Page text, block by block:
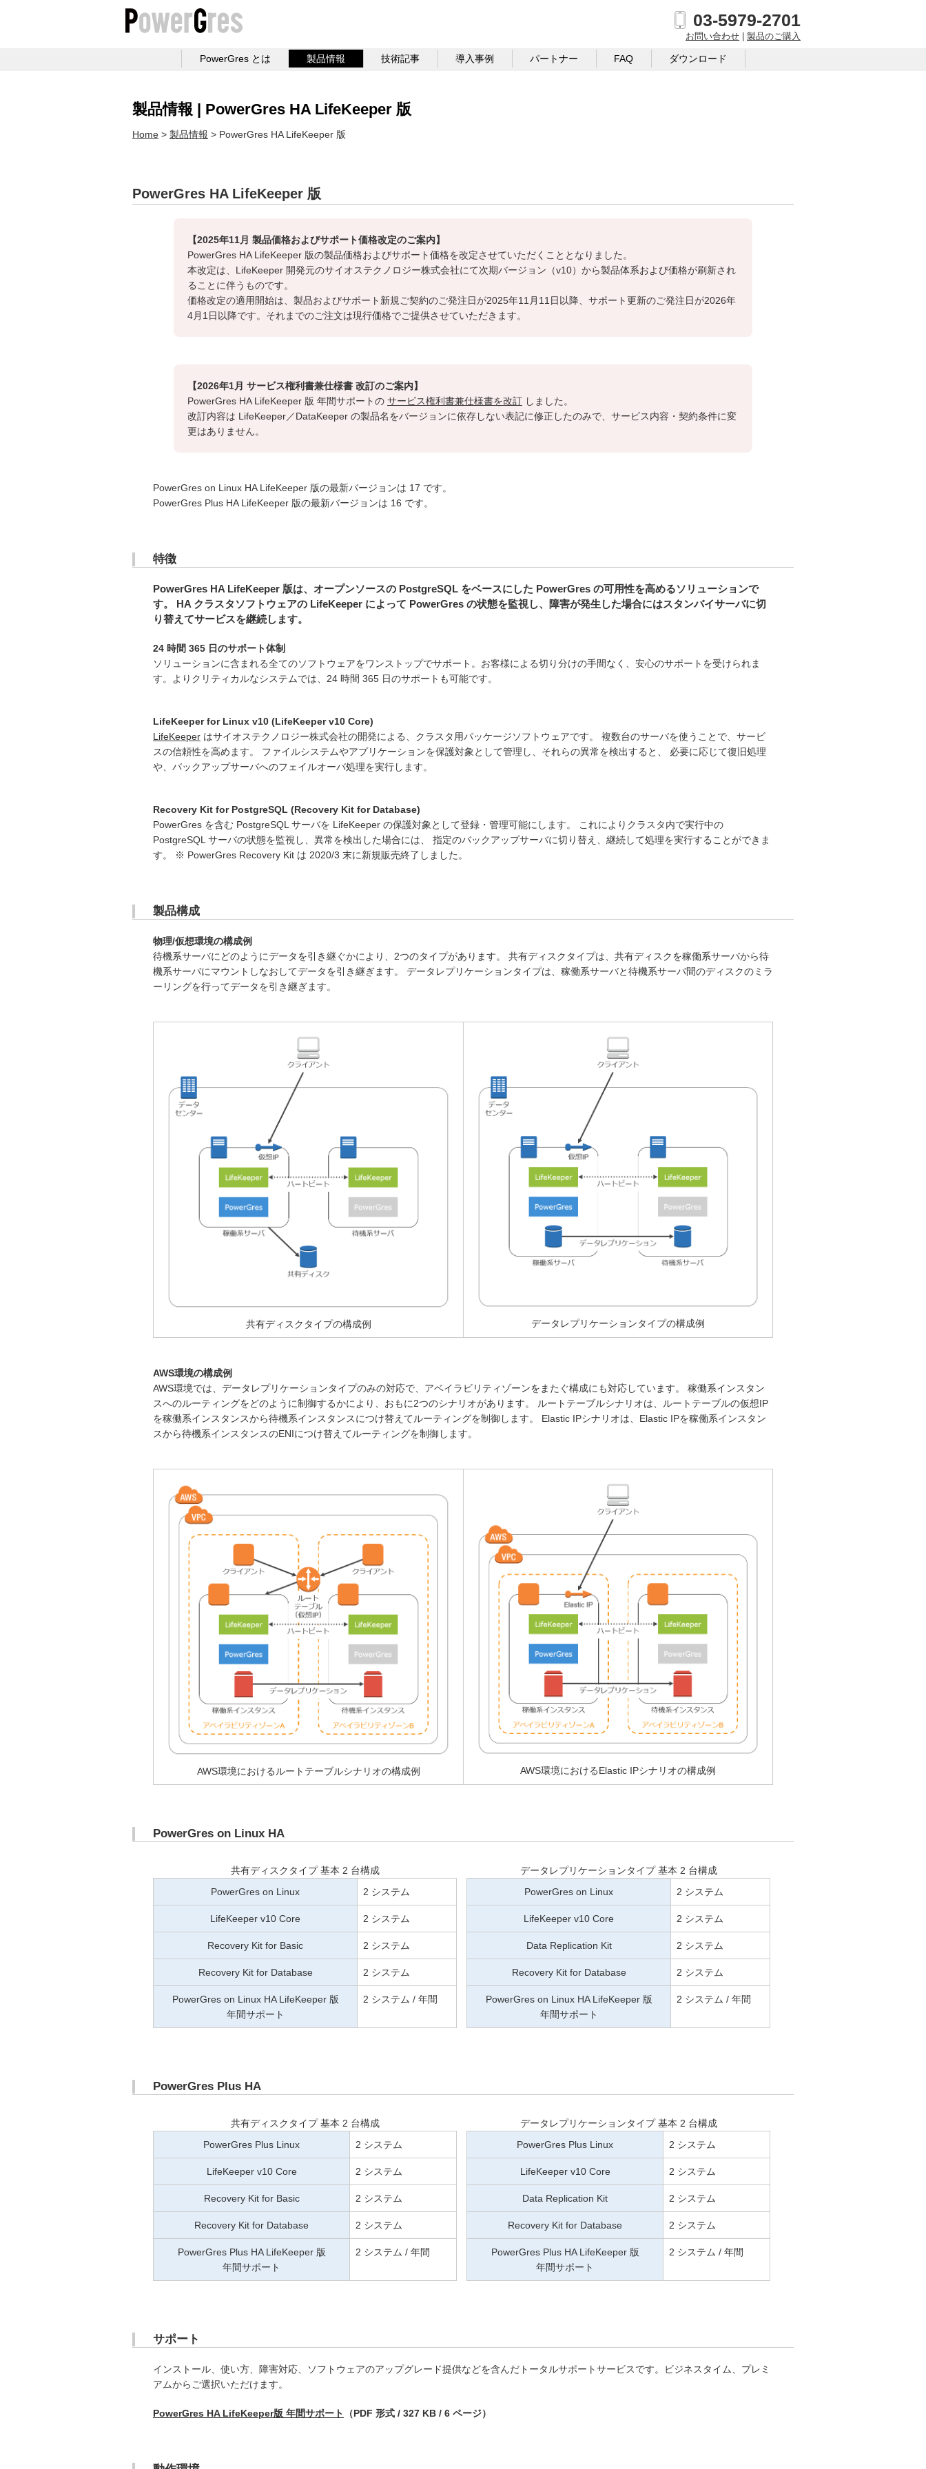
03-5979-2701
お問い合わせ 製品のご購入
PowerGres とは 製品情報 技術記事 導入事例 パートナー FAQ ダウンロード
製品情報 | PowerGres HA LifeKeeper 版
Home 製品情報 PowerGres HA LifeKeeper 版
PowerGres HA LifeKeeper 版
【2025年11月 製品価格およびサポート価格改定のご案内】
PowerGres HA LifeKeeper 版の製品価格およびサポート価格を改定させていただくこととなりました。
本改定は、LifeKeeper 開発元のサイオステクノロジー株式会社にて次期バージョン（v10）から製品体系および価格が刷新され
ることに伴うものです。
価格改定の適用開始は、製品およびサポート新規ご契約のご発注日が2025年11月11日以降、サポート更新のご発注日が2026年
4月1日以降です。それまでのご注文は現行価格でご提供させていただきます。
【2026年1月 サービス権利書兼仕様書 改訂のご案内】
PowerGres HA LifeKeeper 版 年間サポートの サービス権利書兼仕様書を改訂 しました。
改訂内容は LifeKeeper／DataKeeper の製品名をバージョンに依存しない表記に修正したのみで、サービス内容・契約条件に変
更はありません。
PowerGres on Linux HA LifeKeeper 版の最新バージョンは 17 です。
PowerGres Plus HA LifeKeeper 版の最新バージョンは 16 です。
特徴
PowerGres HA LifeKeeper 版は、オープンソースの PostgreSQL をベースにした PowerGres の可用性を高めるソリューションで
す。 HA クラスタソフトウェアの LifeKeeper によって PowerGres の状態を監視し、障害が発生した場合にはスタンバイサーバに切
り替えてサービスを継続します。
24 時間 365 日のサポート体制
ソリューションに含まれる全てのソフトウェアをワンストップでサポート。お客様による切り分けの手間なく、安心のサポートを受けられま
す。よりクリティカルなシステムでは、24 時間 365 日のサポートも可能です。
LifeKeeper for Linux v10 (LifeKeeper v10 Core)
LifeKeeper はサイオステクノロジー株式会社の開発による、クラスタ用パッケージソフトウェアです。 複数台のサーバを使うことで、サービ
スの信頼性を高めます。 ファイルシステムやアプリケーションを保護対象として管理し、それらの異常を検出すると、 必要に応じて復旧処理
や、バックアップサーバへのフェイルオーバ処理を実行します。
Recovery Kit for PostgreSQL (Recovery Kit for Database)
PowerGres を含む PostgreSQL サーバを LifeKeeper の保護対象として登録・管理可能にします。 これによりクラスタ内で実行中の
PostgreSQL サーバの状態を監視し、異常を検出した場合には、 指定のバックアップサーバに切り替え、継続して処理を実行することができま
す。 ※ PowerGres Recovery Kit は 2020/3 末に新規販売終了しました。
製品構成
物理/仮想環境の構成例
待機系サーバにどのようにデータを引き継ぐかにより、2つのタイプがあります。 共有ディスクタイプは、共有ディスクを稼働系サーバから待
機系サーバにマウントしなおしてデータを引き継ぎます。 データレプリケーションタイプは、稼働系サーバと待機系サーバ間のディスクのミラ
ーリングを行ってデータを引き継ぎます。
共有ディスクタイプの構成例 データレプリケーションタイプの構成例
AWS環境の構成例
AWS環境では、データレプリケーションタイプのみの対応で、アベイラビリティゾーンをまたぐ構成にも対応しています。 稼働系インスタン
スへのルーティングをどのように制御するかにより、おもに2つのシナリオがあります。 ルートテーブルシナリオは、ルートテーブルの仮想IP
を稼働系インスタンスから待機系インスタンスにつけ替えてルーティングを制御します。 Elastic IPシナリオは、Elastic IPを稼働系インスタン
スから待機系インスタンスのENIにつけ替えてルーティングを制御します。
AWS環境におけるルートテーブルシナリオの構成例 AWS環境におけるElastic IPシナリオの構成例
PowerGres on Linux HA
共有ディスクタイプ 基本 2 台構成
PowerGres on Linux
2 システム
LifeKeeper v10 Core 2 システム
Recovery Kit for Basic 2 システム
Recovery Kit for Database 2 システム
PowerGres on Linux HA LifeKeeper 版
年間サポート
2 システム / 年間
データレプリケーションタイプ 基本 2 台構成
PowerGres on Linux
2 システム
LifeKeeper v10 Core 2 システム
Data Replication Kit 2 システム
Recovery Kit for Database 2 システム
PowerGres on Linux HA LifeKeeper 版
年間サポート
2 システム / 年間
PowerGres Plus HA
共有ディスクタイプ 基本 2 台構成
PowerGres Plus Linux
2 システム
LifeKeeper v10 Core 2 システム
Recovery Kit for Basic 2 システム
Recovery Kit for Database 2 システム
PowerGres Plus HA LifeKeeper 版
年間サポート
2 システム / 年間
データレプリケーションタイプ 基本 2 台構成
PowerGres Plus Linux
2 システム
LifeKeeper v10 Core 2 システム
Data Replication Kit 2 システム
Recovery Kit for Database 2 システム
PowerGres Plus HA LifeKeeper 版
年間サポート
2 システム / 年間
サポート
インストール、使い方、障害対応、ソフトウェアのアップグレード提供などを含んだトータルサポートサービスです。ビジネスタイム、プレミ
アムからご選択いただけます。
PowerGres HA LifeKeeper版 年間サポート （PDF 形式 / 327 KB / 6 ページ）